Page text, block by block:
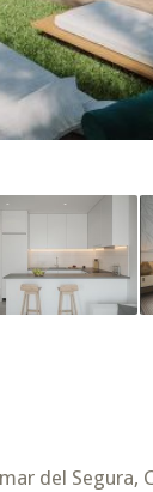
del Segura,